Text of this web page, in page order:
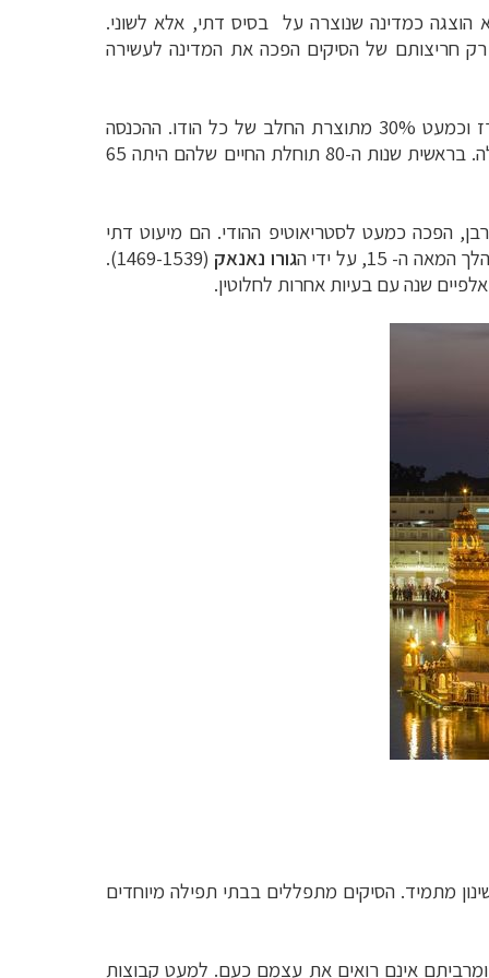
הוצגה כמדינה שנוצרה על בסיס דתי, אלא לשוני.
רקחריצותם של הסיקים הפכה את המדינה לעשירה
מתוצרת החלב של כל הודו. ההכנסה
החיים שלהם היתה 65
הפכה כמעט לסטריאוטיפ ההודי. הם מיעוט דתי
ה- 15, על ידי ה
גורו נאנאק
(1469-1539).
שנה עם בעיות אחרות לחלוטין.
ושינון מתמיד. הסיקים מתפללים בבתי תפילה מיוחדים
אינם רואים את עצמם כעם. למעט קבוצות